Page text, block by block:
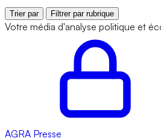
Trier par Filtrer par rubrique
Votre média d'analyse politique et
AGRA Presse